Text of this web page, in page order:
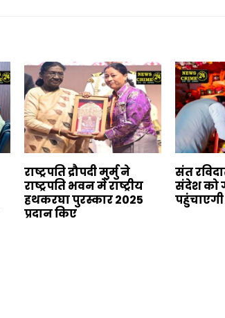
राष्ट्रपति द्रौपदी मुर्मु ने
राष्ट्रपति भवन में राष्ट्रीय
हथकरघा पुरस्कार 2025
प्रदान किए
संत
संदेश को